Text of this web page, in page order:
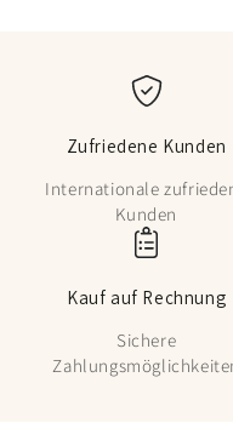
Zufriedene Kunden
Internationale
Kunden
Kauf auf Rechnung
Sichere